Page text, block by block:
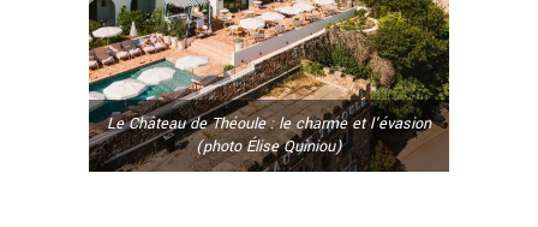
Le Château de Théoule : le charme et l'évasion
(photo Élise Quiniou)